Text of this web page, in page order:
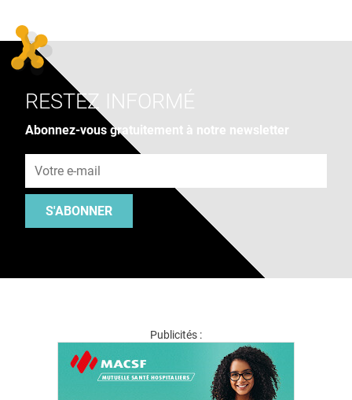
RESTEZ INFORMÉ
Abonnez-vous gratuitement à notre newsletter
S'ABONNER
Publicités :